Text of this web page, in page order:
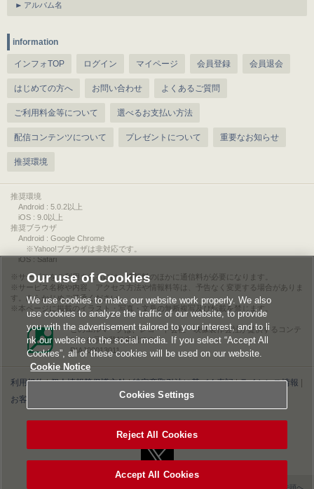
アルバム名
information
インフォTOP ログイン マイページ 会員登録 会員退会
はじめての方へ お問い合わせ よくあるご質問
ご利用料金等について 選べるお支払い方法
配信コンテンツについて プレゼントについて 重要なお知らせ
推奨環境
推奨環境
Android : 5.0.2以上
iOS : 9.0以上
推奨ブラウザ
Android : Google Chrome
※Yahoo!ブラウザは非対応です。
iOS : Safari
サービスをご利用されるには、情報料のほかに通信料が必要になります。
サービス名称や内容、アクセス方法や情報料等は、予告なく変更する場合がありま
す。あらかじめご了承ください。
本ページに掲載のイラスト・写真・文章の無断複写及び転載を禁じます。
このエルマークは、レコード会社・映像製作会社が提供するコンテ
ンツを示す登録商標です。
RIAJ00013011
利用規約|個人情報等保護方針|特定商取引法に基づく表記|ライセンス情報
お客様情報の外部送信について|Cookies Settings
▲ページの先頭へ
Our use of Cookies
We use cookies to make our website work properly. We also
use cookies to analyze the traffic of our website, to provide
you with the advertisement tailored to your interest, and to li
nk our website to the social media. If you select “Accept All
Cookies”, all of these cookies will be used on our website.
Cookie Notice
Cookies Settings
Reject All Cookies
Accept All Cookies